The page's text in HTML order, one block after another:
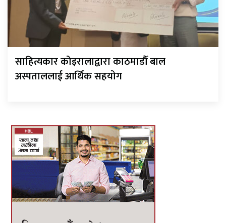
साहित्यकार कोइरालाद्वारा काठमाडौँ बाल
अस्पताललाई आर्थिक सहयोग